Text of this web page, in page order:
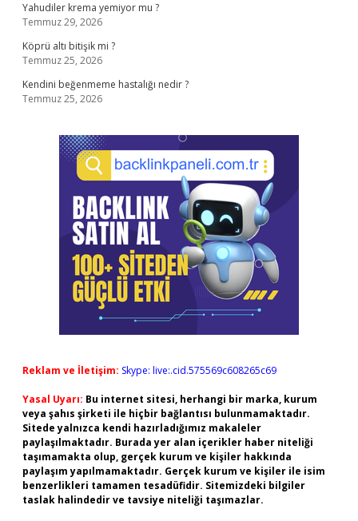
Yahudiler krema yemiyor mu ?
Temmuz 29, 2026
Köprü altı bitişik mi ?
Temmuz 25, 2026
Kendini beğenmeme hastalığı nedir ?
Temmuz 25, 2026
Reklam ve İletişim: Skype: live:.cid.575569c608265c69
Yasal Uyarı: Bu internet sitesi, herhangi bir marka, kurum
veya şahıs şirketi ile hiçbir bağlantısı bulunmamaktadır.
Sitede yalnızca kendi hazırladığımız makaleler
paylaşılmaktadır. Burada yer alan içerikler haber niteliği
taşımamakta olup, gerçek kurum ve kişiler hakkında
paylaşım yapılmamaktadır. Gerçek kurum ve kişiler ile isim
benzerlikleri tamamen tesadüfidir. Sitemizdeki bilgiler
taslak halindedir ve tavsiye niteliği taşımazlar.